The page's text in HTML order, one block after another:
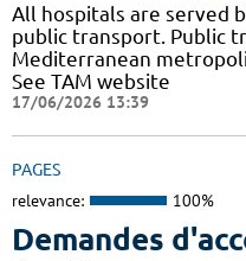
All hospitals are served
public transport. Public
Mediterranean
See TAM website
17/06/2026 13:39
PAGES
relevance: 100%
Demandes